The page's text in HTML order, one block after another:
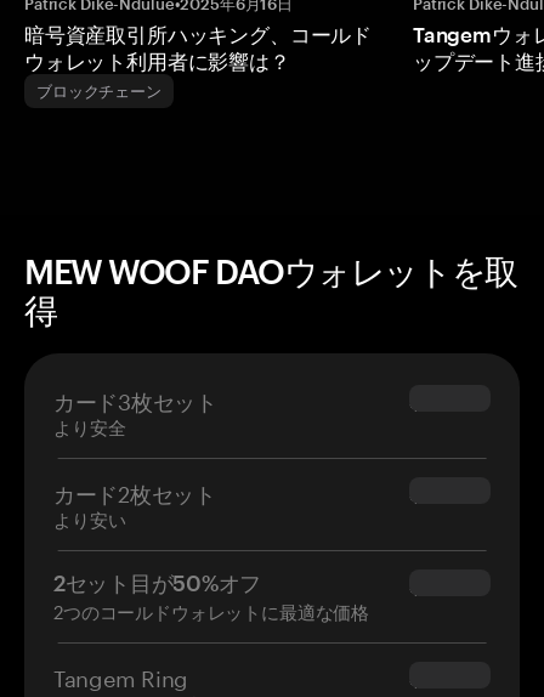
Patrick Dike-Ndulue•2025年6月16日
暗号資産取引所ハッキング、コールド
ウォレット利用者に影響は？
ブロックチェーン
Patrick Dike-
Tangemウォ
ップデート進
MEW WOOF DAOウォレットを取
得
カード3枚セット
より安全
$69.90
カード2枚セット
より安い
$54.90
2セット目が50%オフ
2つのコールドウォレットに最適な価格
$34.95
Tangem Ring $160.00